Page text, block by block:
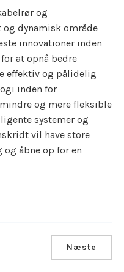
og
dynamisk område
innovationer inden
at opnå bedre
effektiv og pålidelig
inden for
og mere fleksible
systemer og
vil have store
og åbne op for en
Næste